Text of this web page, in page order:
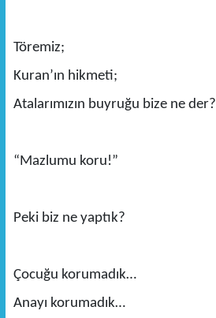
Töremiz;
Kuran’ın hikmeti;
Atalarımızın buyruğu bize ne der?
“Mazlumu koru!”
Peki biz ne yaptık?
Çocuğu korumadık…
Anayı korumadık…